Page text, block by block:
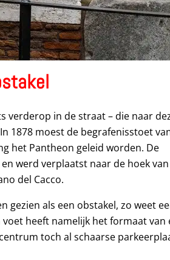
verderop in de straat – die naar
1878 moest de begrafenisstoet
het Pantheon geleid worden. De
werd verplaatst naar de hoek
del Cacco.
gezien als een obstakel, zo weet
heeft namelijk het formaat van
toch al schaarse